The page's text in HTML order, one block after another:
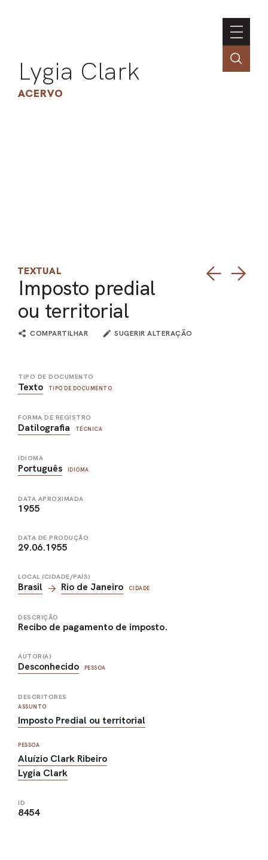
Lygia Clark
ACERVO
TEXTUAL
Imposto predial
ou territorial
COMPARTILHAR SUGERIR ALTERAÇÃO
TIPO DE DOCUMENTO
Texto TIPO DE DOCUMENTO
FORMA DE REGISTRO
Datilografia TÉCNICA
IDIOMA
Português IDIOMA
DATA APROXIMADA
1955
DATA DE PRODUÇÃO
29.06.1955
LOCAL (CIDADE/PAÍS)
Brasil Rio de Janeiro CIDADE
DESCRIÇÃO
Recibo de pagamento de imposto.
AUTOR(A)
Desconhecido PESSOA
DESCRITORES
ASSUNTO
Imposto Predial ou territorial
PESSOA
Aluízio Clark Ribeiro
Lygia Clark
ID
8454